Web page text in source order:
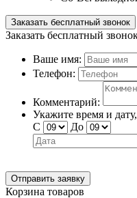
Заказать бесплатный звонок
Заказать бесплатный
Ваше имя:
Телефон:
Комментарий:
Укажите время и
С
До
Отправить заявку
Корзина товаров